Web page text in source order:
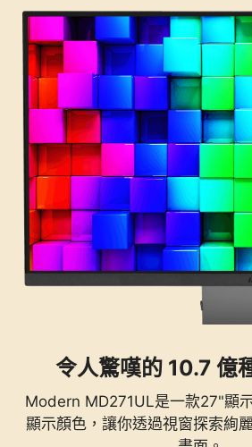
令人驚嘆的 10.7 億
Modern MD271UL是一款27"顯
顯示顏色，讓你透過視窗探索絢